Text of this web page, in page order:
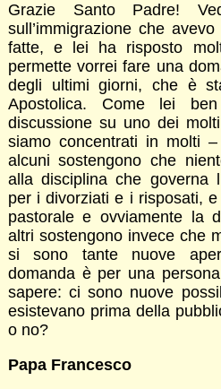
Grazie Santo Padre!
sull’immigrazione che
fatte, e lei ha risposto
permette vorrei fare una
degli ultimi giorni, che è
Apostolica. Come lei
discussione su uno dei
siamo concentrati in molti
alcuni sostengono che
alla disciplina che governa
per i divorziati e i risposati,
pastorale e ovviamente la
altri sostengono invece che
si sono tante nuove
domanda è per una
sapere: ci sono nuove
esistevano prima della
o no?
Papa Francesco